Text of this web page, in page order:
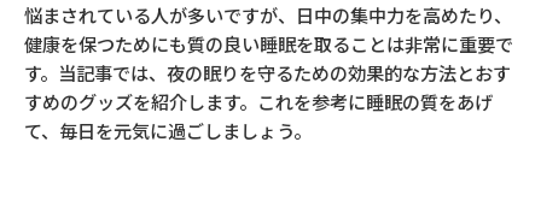
悩まされている人が多いですが、日中の集中力を高めたり、
健康を保つためにも質の良い睡眠を取ることは非常に重要で
す。当記事では、夜の眠りを守るための効果的な方法とおす
すめのグッズを紹介します。これを参考に睡眠の質をあげ
て、毎日を元気に過ごしましょう。